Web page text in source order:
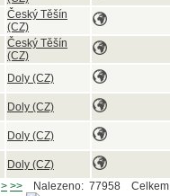
Český Těšín
(CZ)
Český Těšín
(CZ)
Doly (CZ)
Doly (CZ)
Doly (CZ)
Doly (CZ)
> >> Nalezeno: 77958